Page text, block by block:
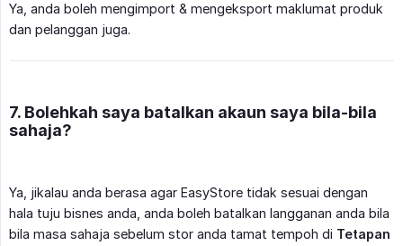
Ya, anda boleh mengimport & mengeksport maklumat produk
dan pelanggan juga.
7. Bolehkah saya batalkan akaun saya bila-bila
sahaja?
Ya, jikalau anda berasa agar EasyStore tidak sesuai dengan
hala tuju bisnes anda, anda boleh batalkan langganan anda bila
bila masa sahaja sebelum stor anda tamat tempoh di Tetapan